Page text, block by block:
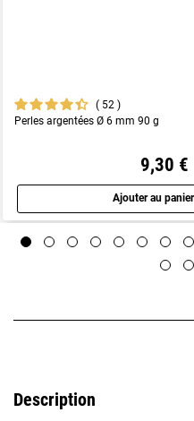
52
Perles argentées Ø 6 mm 90 g
9,30 €
Ajouter au panier
Description